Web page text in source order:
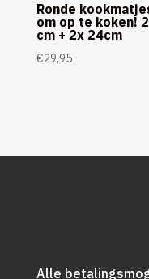
Ronde
om op te koken!
cm + 2x 24cm
€29,95
Alle